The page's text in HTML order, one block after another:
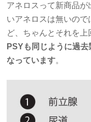
アネロスって新商品
いアネロスは無いの
ど、ちゃんとそれを上
PSYも同じように過
なっています。